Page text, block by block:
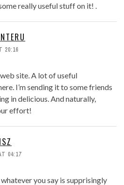
really useful stuff on it! .
20:16
site. A lot of useful
I’m sending it to some friends
in delicious. And naturally,
effort!
04:17
you say is supprisingly